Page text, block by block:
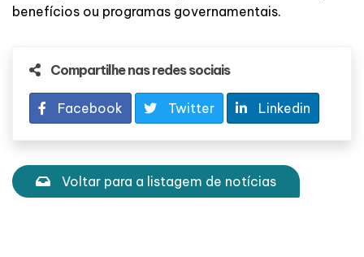
benefícios ou programas governamentais.
Compartilhe nas redes sociais
Facebook Twitter Linkedin
Voltar para a listagem de notícias